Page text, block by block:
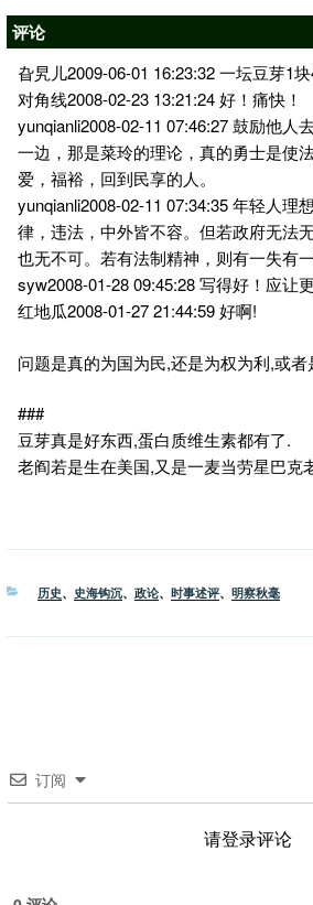
评论
旮旯儿2009-06-01 16:23:32 一坛豆芽1
对角线2008-02-23 13:21:24 好！痛快！
yunqianli2008-02-11 07:46:27 鼓励他人
一边，那是菜玲的理论，真的勇士是使
爱，福裕，回到民享的人。
yunqianli2008-02-11 07:34:35 年轻人理
律，违法，中外皆不容。但若政府无法
也无不可。若有法制精神，则有一失有一
syw2008-01-28 09:45:28 写得好！应让
红地瓜2008-01-27 21:44:59 好啊!
问题是真的为国为民,还是为权为利,或
###
豆芽真是好东西,蛋白质维生素都有了.
老阎若是生在美国,又是一麦当劳星巴克
分
历史、 史海钩沉、 政论、 时事述评、 明察秋毫
订阅
请登录评论